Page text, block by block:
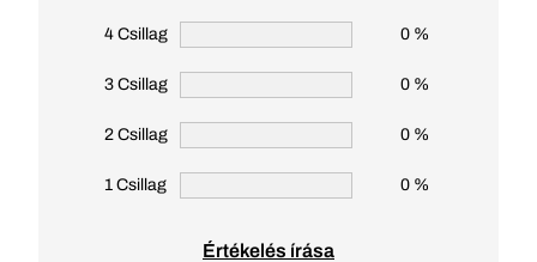
4 Csillag 0 %
3 Csillag 0 %
2 Csillag 0 %
1 Csillag 0 %
Értékelés írása